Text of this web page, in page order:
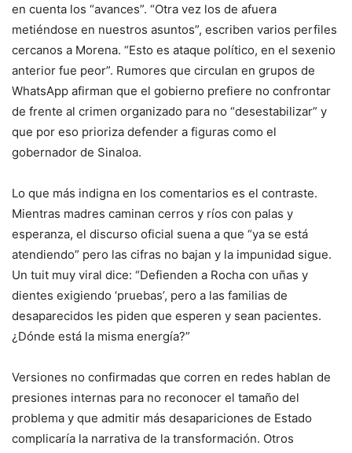
en cuenta los “avances”. “Otra vez los de afuera
metiéndose en nuestros asuntos”, escriben varios perfiles
cercanos a Morena. “Esto es ataque político, en el sexenio
anterior fue peor”. Rumores que circulan en grupos de
WhatsApp afirman que el gobierno prefiere no confrontar
de frente al crimen organizado para no “desestabilizar” y
que por eso prioriza defender a figuras como el
gobernador de Sinaloa.
Lo que más indigna en los comentarios es el contraste.
Mientras madres caminan cerros y ríos con palas y
esperanza, el discurso oficial suena a que “ya se está
atendiendo” pero las cifras no bajan y la impunidad sigue.
Un tuit muy viral dice: “Defienden a Rocha con uñas y
dientes exigiendo ‘pruebas’, pero a las familias de
desaparecidos les piden que esperen y sean pacientes.
¿Dónde está la misma energía?”
Versiones no confirmadas que corren en redes hablan de
presiones internas para no reconocer el tamaño del
problema y que admitir más desapariciones de Estado
complicaría la narrativa de la transformación. Otros